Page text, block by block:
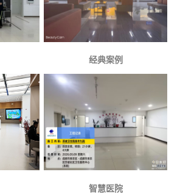
经典案例
智慧医院